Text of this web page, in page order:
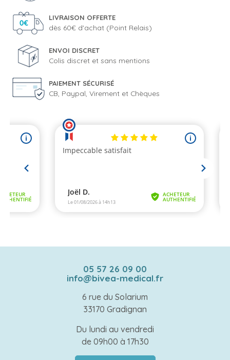
LIVRAISON OFFERTE
dès 60€ d'achat (Point Relais)
ENVOI DISCRET
Colis discret et sans mentions
PAIEMENT SÉCURISÉ
CB, Paypal, Virement et Chèques
05 57 26 09 00
info@bivea-medical.fr
6 rue du Solarium
33170 Gradignan
Du lundi au vendredi
de 09h00 à 17h30